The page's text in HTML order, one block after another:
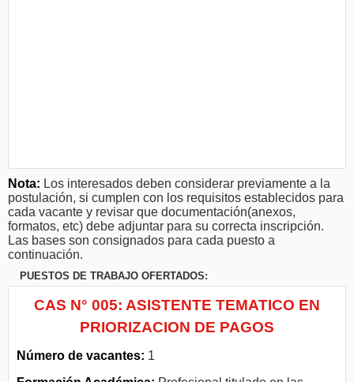
Nota: Los interesados deben considerar previamente a la
postulación, si cumplen con los requisitos establecidos para
cada vacante y revisar que documentación(anexos,
formatos, etc) debe adjuntar para su correcta inscripción.
Las bases son consignados para cada puesto a
continuación.
PUESTOS DE TRABAJO OFERTADOS:
CAS N° 005: ASISTENTE TEMATICO EN
PRIORIZACION DE PAGOS
Número de vacantes: 1